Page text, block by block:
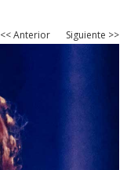
<< Anterior Siguiente >>